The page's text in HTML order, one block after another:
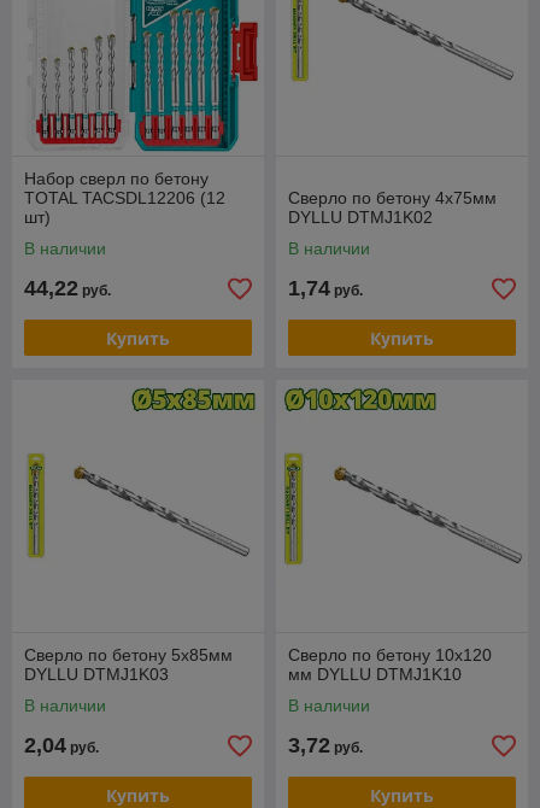
Набор сверл по бетону
TOTAL TACSDL12206 (12
шт)
В наличии
44,22 руб.
Купить
Сверло по бетону 4x75мм
DYLLU DTMJ1K02
В наличии
1,74 руб.
Купить
Сверло по бетону 5x85мм
DYLLU DTMJ1K03
В наличии
2,04 руб.
Купить
Сверло по бетону 10х120
мм DYLLU DTMJ1K10
В наличии
3,72 руб.
Купить